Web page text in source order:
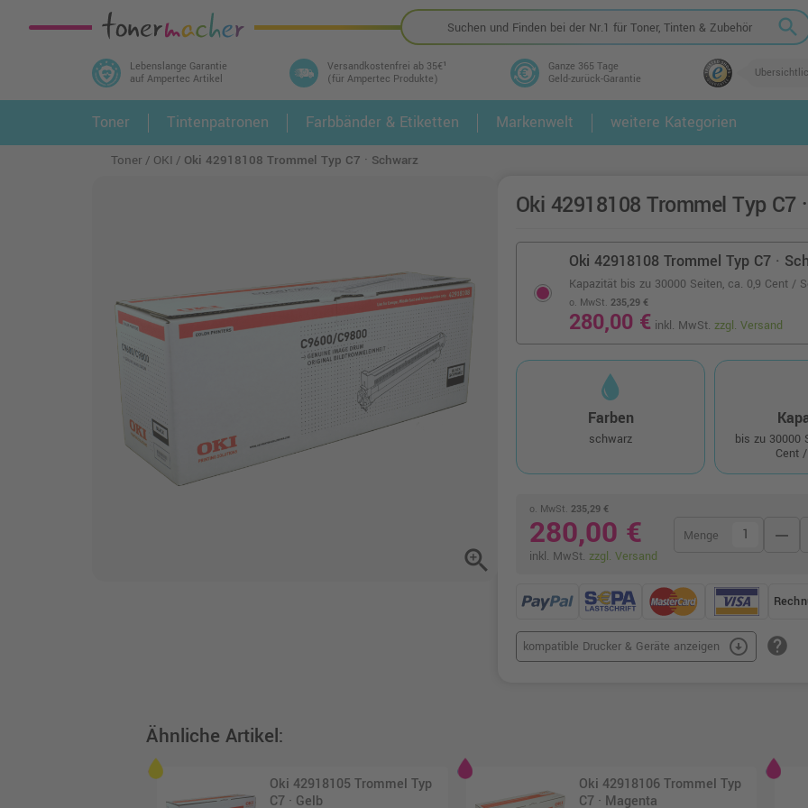
search
Lebenslange Garantie
auf Ampertec Artikel
Versandkostenfrei ab 35€¹
(für Ampertec Produkte)
Ganze 365 Tage
Geld-zurück-Garantie
In 3 einfachen Schritten ihr Druckermodell
und alle dazu passenden Artikel finden ➤ 1. 2.
Toner Tintenpatronen Farbbänder & Etiketten Markenwelt weitere Kategorien
Toner OKI Oki 42918108 Trommel Typ C7 · Schwarz
zoom_in
Oki 42918108 Trommel Typ C7
Oki 42918108 Trommel Typ C7 ·
Kapazität bis zu 30000 Seiten, ca. 0,9 Cent /
o. MwSt. 235,29 €
280,00 € inkl. MwSt. zzgl. Versand
Farben
schwarz bis zu 30000
Cent
o. MwSt. 235,29 €
280,00 €
inkl. MwSt. zzgl. Versand
Menge remove
kompatible Drucker & Geräte anzeigen arrow_circle_down help
Ähnliche Artikel:
Oki 42918105 Trommel Typ
C7 · Gelb
Oki 42918106 Trommel Typ
C7 · Magenta